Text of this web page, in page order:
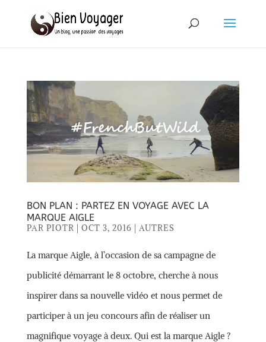
BON PLAN : PARTEZ EN VOYAGE AVEC LA
MARQUE AIGLE
PAR PIOTR OCT 3, 2016 AUTRES
La marque Aigle, à l’occasion de sa campagne de
publicité démarrant le 8 octobre, cherche à nous
inspirer dans sa nouvelle vidéo et nous permet de
participer à un jeu concours afin de réaliser un
magnifique voyage à deux. Qui est la marque Aigle ?